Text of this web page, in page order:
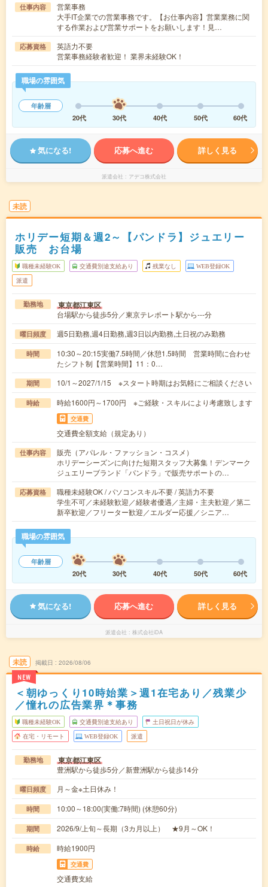
仕事内容
営業事務
大手IT企業での営業事務です。【お仕事内容】営業業務に関
する作業および営業サポートをお願いします！見…
応募資格
英語力不要
営業事務経験者歓迎！ 業界未経験OK！
職場の雰囲気
年齢層
20代
30代 40代 50代 60代
気になる! 応募へ進む 詳しく見る
派遣会社 アデコ株式会社
未読
ホリデー短期＆週2～【パンドラ】ジュエリー
販売 お台場
職種未経験OK 交通費別途支給あり 残業なし WEB登録OK
派遣
勤務地 東京都江東区
台場駅から徒歩5分／東京テレポート駅から---分
曜日頻度 週5日勤務,週4日勤務,週3日以内勤務,土日祝のみ勤務
時間
10:30～20:15実働7.5時間／休憩1.5時間 営業時間に合わせ
たシフト制【営業時間】11：0…
期間 10/1～2027/1/15 ※スタート時期はお気軽にご相談ください
時給 時給1600円～1700円 ※ご経験・スキルにより考慮致します
交通費
交通費全額支給（規定あり）
仕事内容
販売（アパレル・ファッション・コスメ）
ホリデーシーズンに向けた短期スタッフ大募集！デンマーク
ジュエリーブランド「パンドラ」で販売サポートの…
応募資格
職種未経験OK / パソコンスキル不要 / 英語力不要
学生不可／未経験歓迎／経験者優遇／主婦・主夫歓迎／第二
新卒歓迎／フリーター歓迎／エルダー応援／シニア…
職場の雰囲気
年齢層
20代
30代 40代 50代 60代
気になる! 応募へ進む 詳しく見る
派遣会社 株式会社iDA
未読
NEW
掲載日 2026/08/06
＜朝ゆっくり10時始業＞週1在宅あり／残業少
／憧れの広告業界＊事務
職種未経験OK 交通費別途支給あり 土日祝日が休み
在宅・リモート WEB登録OK 派遣
勤務地 東京都江東区
豊洲駅から徒歩5分／新豊洲駅から徒歩14分
曜日頻度 月～金※土日休み！
時間 10:00～18:00(実働:7時間) (休憩60分)
期間 2026/9/上旬～長期（3カ月以上） ★9月～OK！
時給 時給1900円
交通費
交通費支給